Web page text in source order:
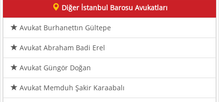
Diğer İstanbul Barosu Avukatları
Avukat Burhanettın Gültepe
Avukat Abraham Badi Erel
Avukat Güngör Doğan
Avukat Memduh Şakir Karaabalı